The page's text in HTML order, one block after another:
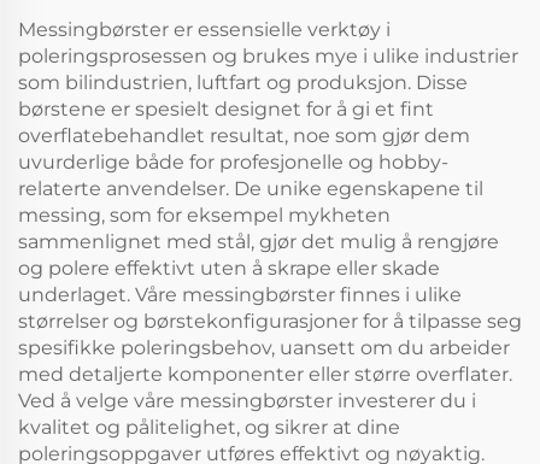
sektorer
Messingbørster er essensielle verktøy i
poleringsprosessen og brukes mye i ulike industrier
som bilindustrien, luftfart og produksjon. Disse
børstene er spesielt designet for å gi et fint
overflatebehandlet resultat, noe som gjør dem
uvurderlige både for profesjonelle og hobby-
relaterte anvendelser. De unike egenskapene til
messing, som for eksempel mykheten
sammenlignet med stål, gjør det mulig å rengjøre
og polere effektivt uten å skrape eller skade
underlaget. Våre messingbørster finnes i ulike
størrelser og børstekonfigurasjoner for å tilpasse seg
spesifikke poleringsbehov, uansett om du arbeider
med detaljerte komponenter eller større overflater.
Ved å velge våre messingbørster investerer du i
kvalitet og pålitelighet, og sikrer at dine
poleringsoppgaver utføres effektivt og nøyaktig.